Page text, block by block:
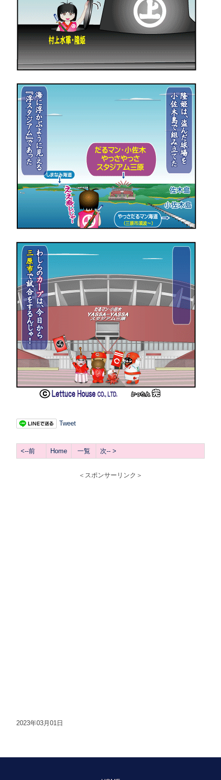
Tweet
<--前 Home 一覧 次-- >
＜スポンサーリンク＞
2023年03月01日